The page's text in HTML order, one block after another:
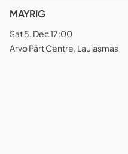
MAYRIG
Sat 5. Dec 17:00
Arvo Pärt Centre, Laulasmaa